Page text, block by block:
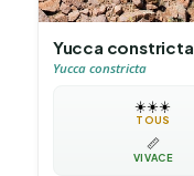
Yucca constricta
Yucca constricta
☀️☀️☀️
TOUS
📏
VIVACE